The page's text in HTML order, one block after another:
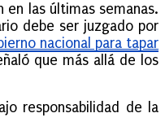
las últimas semanas.
debe ser juzgado por
nacional para tapar
que más allá de los
responsabilidad de la